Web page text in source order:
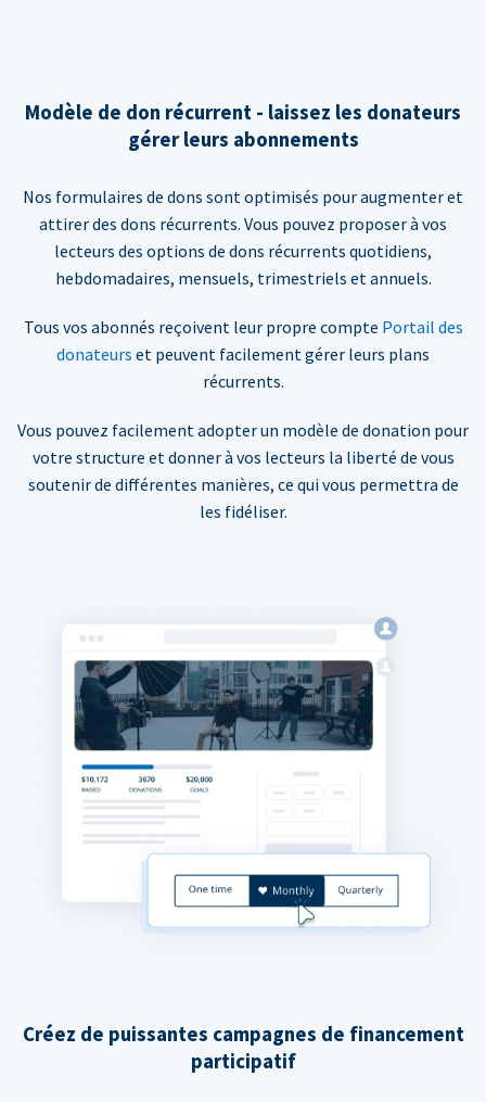
Modèle de don récurrent - laissez les donateurs
gérer leurs abonnements
Nos formulaires de dons sont optimisés pour augmenter et
attirer des dons récurrents. Vous pouvez proposer à vos
lecteurs des options de dons récurrents quotidiens,
hebdomadaires, mensuels, trimestriels et annuels.
Tous vos abonnés reçoivent leur propre compte Portail des
donateurs et peuvent facilement gérer leurs plans
récurrents.
Vous pouvez facilement adopter un modèle de donation pour
votre structure et donner à vos lecteurs la liberté de vous
soutenir de différentes manières, ce qui vous permettra de
les fidéliser.
Créez de puissantes campagnes de financement
participatif